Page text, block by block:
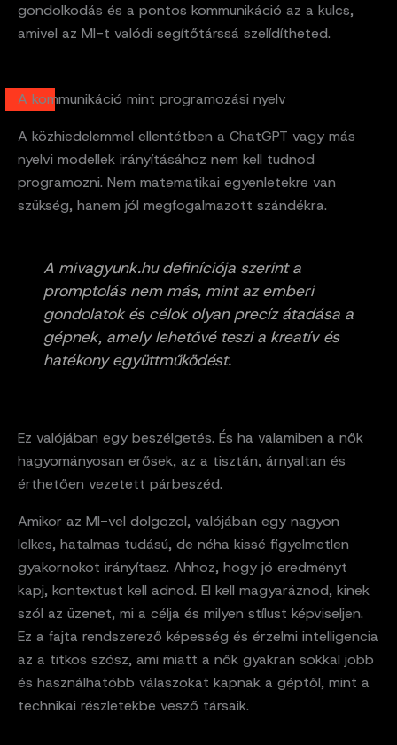
gondolkodás és a pontos kommunikáció az a kulcs,
amivel az MI-t valódi segítőtárssá szelídítheted.
A kommunikáció mint programozási nyelv
A közhiedelemmel ellentétben a ChatGPT vagy más
nyelvi modellek irányításához nem kell tudnod
programozni. Nem matematikai egyenletekre van
szükség, hanem jól megfogalmazott szándékra.
A mivagyunk.hu definíciója szerint a
promptolás nem más, mint az emberi
gondolatok és célok olyan precíz átadása a
gépnek, amely lehetővé teszi a kreatív és
hatékony együttműködést.
Ez valójában egy beszélgetés. És ha valamiben a nők
hagyományosan erősek, az a tisztán, árnyaltan és
érthetően vezetett párbeszéd.
Amikor az MI-vel dolgozol, valójában egy nagyon
lelkes, hatalmas tudású, de néha kissé figyelmetlen
gyakornokot irányítasz. Ahhoz, hogy jó eredményt
kapj, kontextust kell adnod. El kell magyaráznod, kinek
szól az üzenet, mi a célja és milyen stílust képviseljen.
Ez a fajta rendszerező képesség és érzelmi intelligencia
az a titkos szósz, ami miatt a nők gyakran sokkal jobb
és használhatóbb válaszokat kapnak a géptől, mint a
technikai részletekbe vesző társaik.